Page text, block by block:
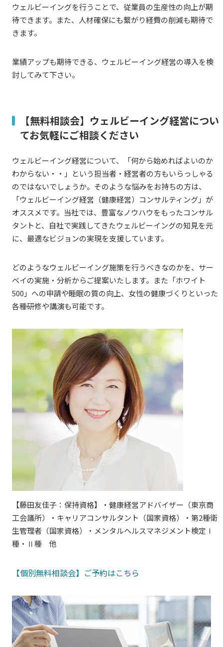
ウェルビーイングを行うことで、従業員の生産性の向上が期
待できます。また、人材確保にも繋がり経費の削減も期待で
きます。
業績アップも期待できる、ウェルビーイング経営の導入を検
討してみて下さい。
【無料相談会】ウェルビーイング経営につい
てお気軽にご相談ください
ウェルビーイング経営について、「何から始めればよいのか
わからない・・」という担当者・経営者の方もいらっしゃる
のではないでしょうか。そのような悩みをお持ちの方は、
「ウェルビーイング経営（健康経営）コンサルティング」が
オススメです。当社では、豊富なノウハウをもったコンサル
タントと、自社で実践してきたウェルビーイングの知見を元
に、最適なビジョンの実現を支援しています。
どのようなウェルビーイング施策を行うべきなのかを、サー
ベイの実施・分析からご提案いたします。また「ホワイト
500」への申請や睡眠の質の向上、女性の健康づくりといった
各種研修や講演も可能です。
【藤田友佳子：保持資格】・健康経営アドバイザー（東京商
工会議所）・キャリアコンサルタント（国家資格）・第2種衛
生管理者（国家資格）・メンタルヘルスマネジメント検定Ⅰ
種・Ⅱ種 他
【個別無料相談会】ご予約はこちら